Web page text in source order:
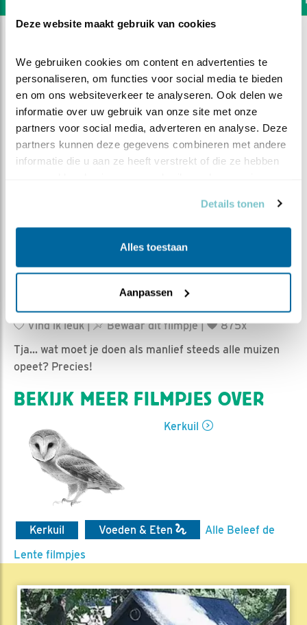
Deze website maakt gebruik van cookies
We gebruiken cookies om content en advertenties te
personaliseren, om functies voor social media te bieden
en om ons websiteverkeer te analyseren. Ook delen we
informatie over uw gebruik van onze site met onze
partners voor social media, adverteren en analyse. Deze
partners kunnen deze gegevens combineren met andere
informatie die u aan ze heeft verstrekt of die ze hebben
Details tonen
Alles toestaan
Aanpassen
Snode plannen
Esther Heideveld | Geplaatst op 22 maart 2021, 7:15 |
Vind ik leuk| Bewaar dit filmpje|
875x
Tja... wat moet je doen als manlief steeds alle muizen
opeet? Precies!
BEKIJK MEER FILMPJES OVER
Kerkuil
Kerkuil Voeden & Eten
Alle Beleef de
Lente filmpjes